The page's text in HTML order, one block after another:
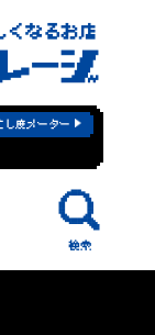
し度メーター